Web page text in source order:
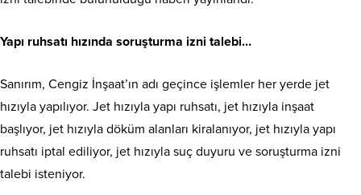
Yapı ruhsatı hızında soruşturma izni talebi…
Sanırım, Cengiz İnşaat’ın adı geçince işlemler her yerde jet
hızıyla yapılıyor. Jet hızıyla yapı ruhsatı, jet hızıyla inşaat
başlıyor, jet hızıyla döküm alanları kiralanıyor, jet hızıyla yapı
ruhsatı iptal ediliyor, jet hızıyla suç duyuru ve soruşturma izni
talebi isteniyor.